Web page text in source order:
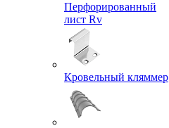
Перфорированный
лист Rv
Кровельный кляммер